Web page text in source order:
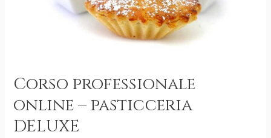
Corso professionale
online – pasticceria
DELUXE